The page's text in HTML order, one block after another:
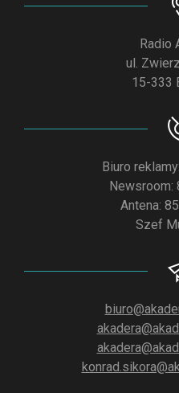
Radio
ul.
15-333
Biuro
Newsroom:
Antena:
Szef